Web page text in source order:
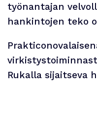
työnantajan
hankintojen teko
Rukalla sijaitseva